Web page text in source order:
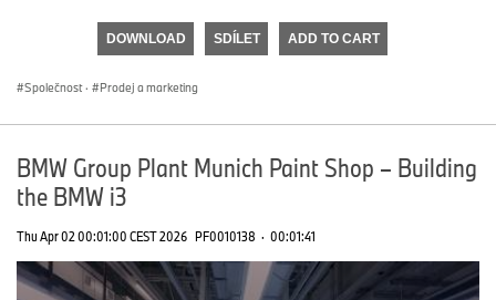
DOWNLOAD SDÍLET ADD TO CART
Společnost · Prodej a marketing
BMW Group Plant Munich Paint Shop – Building
the BMW i3
Thu Apr 02 00:01:00 CEST 2026 PF0010138 · 00:01:41